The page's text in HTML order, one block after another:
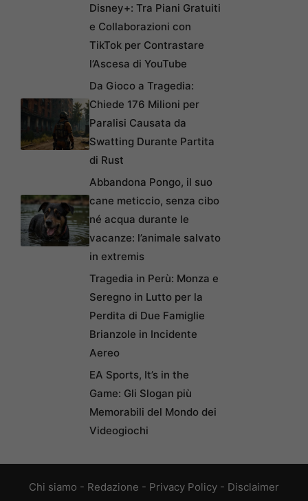
Disney+: Tra Piani Gratuiti
e Collaborazioni con
TikTok per Contrastare
l’Ascesa di YouTube
Da Gioco a Tragedia:
Chiede 176 Milioni per
Paralisi Causata da
Swatting Durante Partita
di Rust
Abbandona Pongo, il suo
cane meticcio, senza cibo
né acqua durante le
vacanze: l’animale salvato
in extremis
Tragedia in Perù: Monza e
Seregno in Lutto per la
Perdita di Due Famiglie
Brianzole in Incidente
Aereo
EA Sports, It’s in the
Game: Gli Slogan più
Memorabili del Mondo dei
Videogiochi
Chi siamo - Redazione - Privacy Policy - Disclaimer